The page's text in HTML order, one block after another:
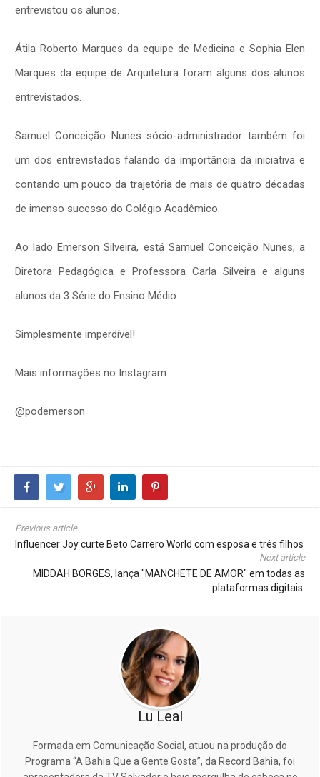
entrevistou os alunos.
Átila Roberto Marques da equipe de Medicina e Sophia Elen
Marques da equipe de Arquitetura foram alguns dos alunos
entrevistados.
Samuel Conceição Nunes sócio-administrador também foi
um dos entrevistados falando da importância da iniciativa e
contando um pouco da trajetória de mais de quatro décadas
de imenso sucesso do Colégio Acadêmico.
Ao lado Emerson Silveira, está Samuel Conceição Nunes, a
Diretora Pedagógica e Professora Carla Silveira e alguns
alunos da 3 Série do Ensino Médio.
Simplesmente imperdível!
Mais informações no Instagram:
@podemerson
Previous article
Influencer Joy curte Beto Carrero World com esposa e três filhos
Next article
MIDDAH BORGES, lança "MANCHETE DE AMOR" em todas as
plataformas digitais.
Lu Leal
Formada em Comunicação Social, atuou na produção do
Programa “A Bahia Que a Gente Gosta”, da Record Bahia, foi